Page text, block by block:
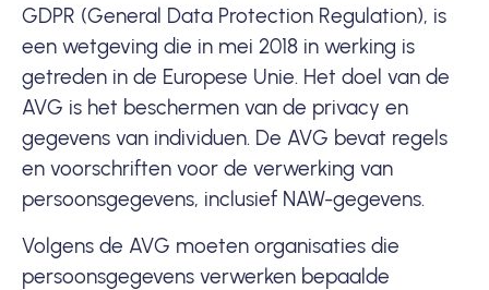
GDPR (General Data Protection Regulation), is
een wetgeving die in mei 2018 in werking is
getreden in de Europese Unie. Het doel van de
AVG is het beschermen van de privacy en
gegevens van individuen. De AVG bevat regels
en voorschriften voor de verwerking van
persoonsgegevens, inclusief NAW-gegevens.
Volgens de AVG moeten organisaties die
persoonsgegevens verwerken bepaalde